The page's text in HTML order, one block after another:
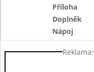
Příloha
Doplněk
Nápoj
Reklama: